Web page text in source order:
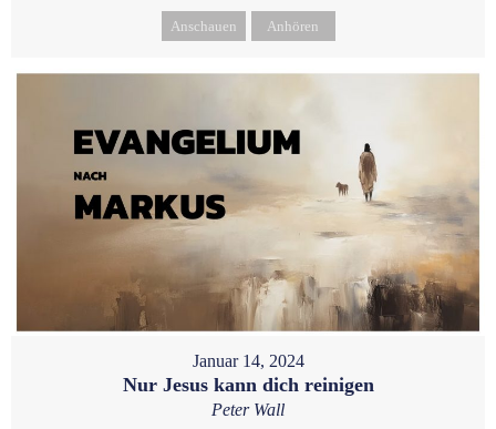
Anschauen Anhören
Januar 14, 2024
Nur Jesus kann dich reinigen
Peter Wall